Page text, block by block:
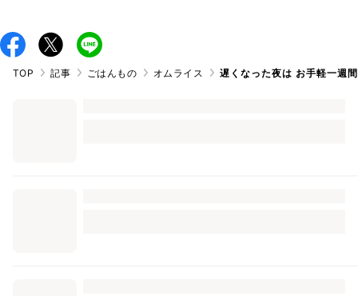
TOP 記事 ごはんもの オムライス 遅くなった夜は お手軽一週